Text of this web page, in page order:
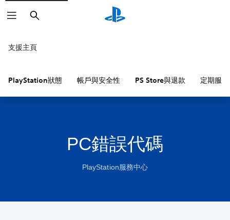
搜
尋
支援主頁
PlayStation狀態 帳戶與安全性 PS Store與退款 定期服務
PC錯誤代碼
PlayStation服務中心